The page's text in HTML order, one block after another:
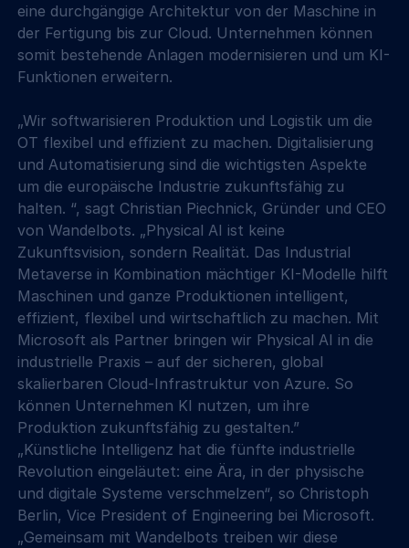
eine durchgängige Architektur von der Maschine in
der Fertigung bis zur Cloud. Unternehmen können
somit bestehende Anlagen modernisieren und um KI-
Funktionen erweitern.
„Wir softwarisieren Produktion und Logistik um die
OT flexibel und effizient zu machen. Digitalisierung
und Automatisierung sind die wichtigsten Aspekte
um die europäische Industrie zukunftsfähig zu
halten. “, sagt Christian Piechnick, Gründer und CEO
von Wandelbots. „Physical AI ist keine
Zukunftsvision, sondern Realität. Das Industrial
Metaverse in Kombination mächtiger KI-Modelle hilft
Maschinen und ganze Produktionen intelligent,
effizient, flexibel und wirtschaftlich zu machen. Mit
Microsoft als Partner bringen wir Physical AI in die
industrielle Praxis – auf der sicheren, global
skalierbaren Cloud-Infrastruktur von Azure. So
können Unternehmen KI nutzen, um ihre
Produktion zukunftsfähig zu gestalten.”
„Künstliche Intelligenz hat die fünfte industrielle
Revolution eingeläutet: eine Ära, in der physische
und digitale Systeme verschmelzen“, so Christoph
Berlin, Vice President of Engineering bei Microsoft.
„Gemeinsam mit Wandelbots treiben wir diese